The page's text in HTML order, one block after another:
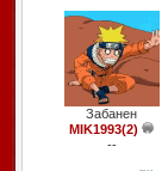
Забанен
MIK1993(2)
--